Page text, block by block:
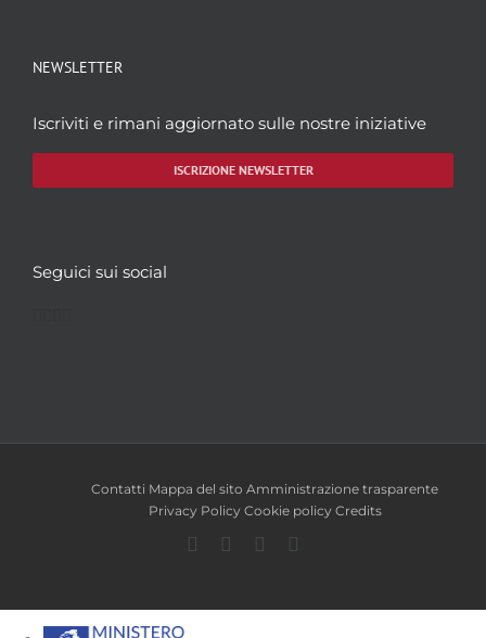
NEWSLETTER
Iscriviti e rimani aggiornato sulle nostre iniziative
ISCRIZIONE NEWSLETTER
Seguici sui social
Contatti Mappa del sito Amministrazione trasparente
Privacy Policy Cookie policy Credits
Facebook
TwitterYouTube